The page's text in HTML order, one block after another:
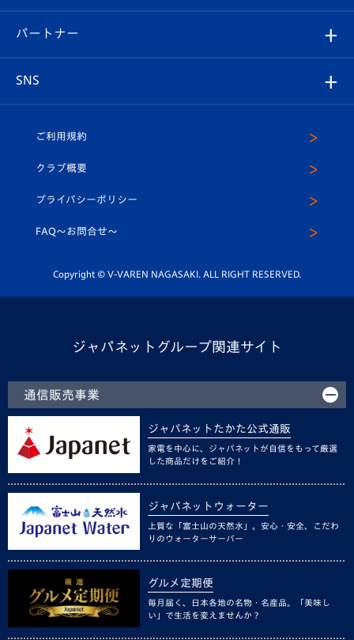
メディア
ホームタウン
マスコット紹介
平和祈念活動
ホームタウン活動
ヴィヴィくんの長崎おもてなしガイド
スタジアムグルメ
V-LOVERS（ファンクラブ）
プレイヤーズスイート
店舗情報
育成からのお知らせ
U-18
スクール
パートナー
SNS
ヴィヴィくんインスタグラム
公式LINE＠
ご利用規約
クラブ概要
プライバシーポリシー
FAQ〜お問合せ〜
Copyright © V-VAREN NAGASAKI. ALL RIGHT RESERVED.
ジャパネットグループ関連サイト
通信販売事業
ジャパネットたかた公式通販
家電を中心に、ジャパネットが自信をもって厳選
した商品だけをご紹介！
ジャパネットウォーター
上質な「富士山の天然水」。安心・安全、こだわ
りのウォーターサーバー
グルメ定期便
毎月届く、日本各地の名物・名産品。「美味し
い」で生活を変えませんか？